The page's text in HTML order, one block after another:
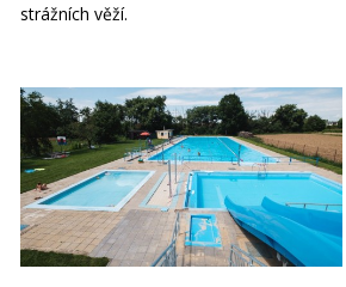
strážních věží.